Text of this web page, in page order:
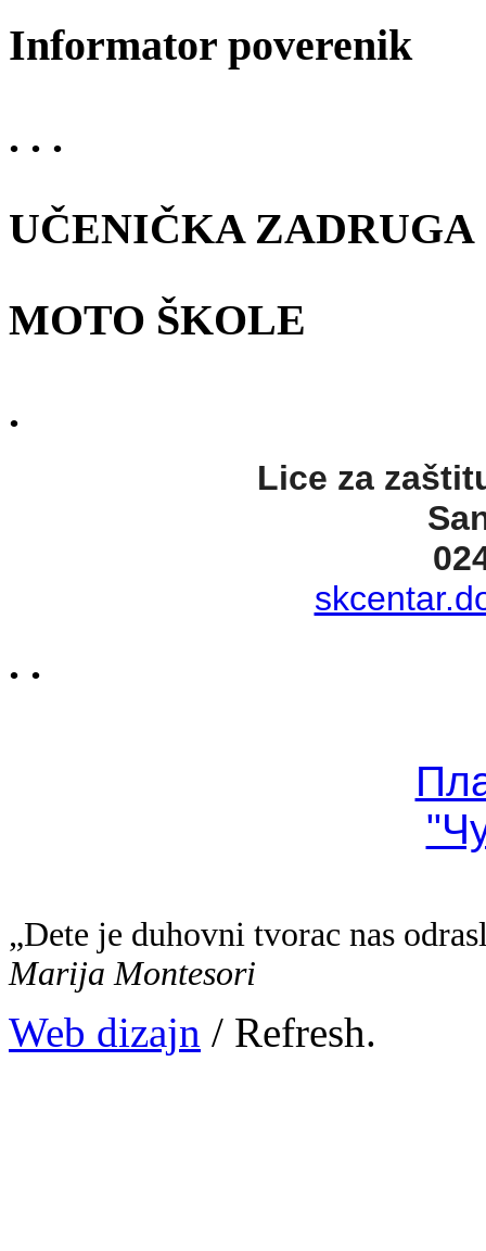
Informator poverenik
. . .
UČENIČKA ZADRUGA
MOTO ŠKOLE
.
Lice za
. .
„Dete je duhovni tvorac nas
Marija Montesori
Web dizajn / Refresh.